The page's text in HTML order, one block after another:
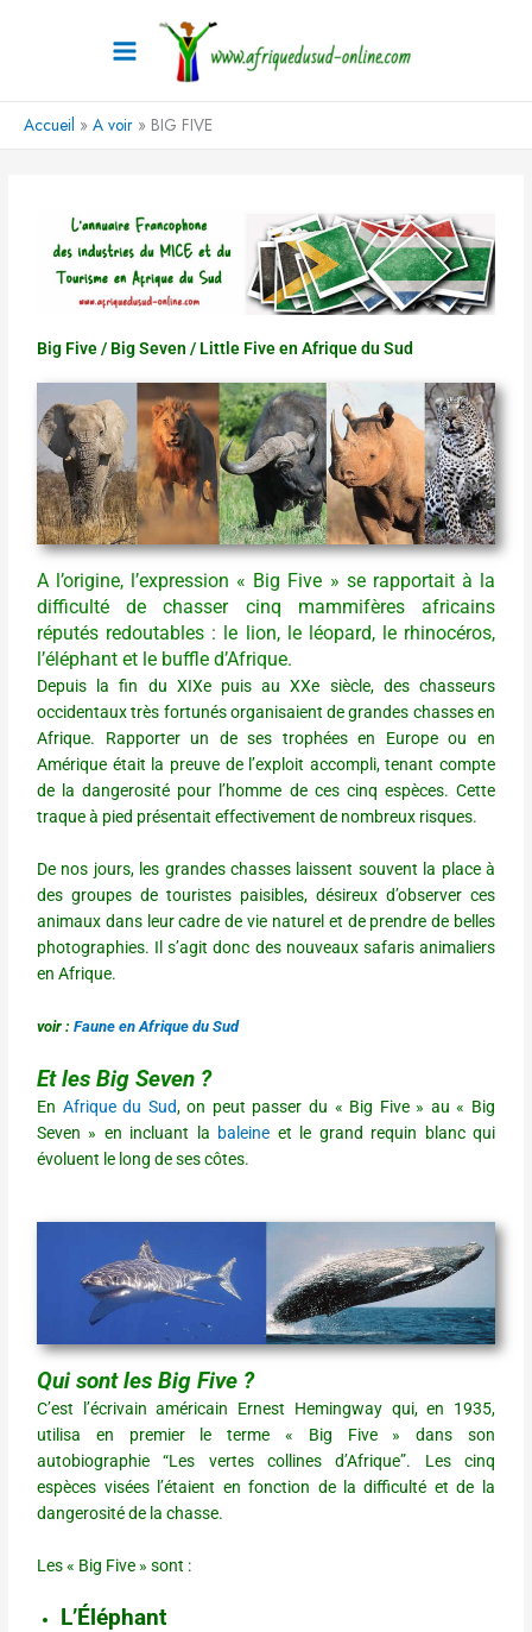
Accueil A voir BIG FIVE
Big Five / Big Seven / Little Five en Afrique du Sud
A l’origine, l’expression « Big Five » se rapportait à la
difficulté de chasser cinq mammifères africains
réputés redoutables : le lion, le léopard, le rhinocéros,
l’éléphant et le buffle d’Afrique.
Depuis la fin du XIXe puis au XXe siècle, des chasseurs
occidentaux très fortunés organisaient de grandes chasses en
Afrique. Rapporter un de ses trophées en Europe ou en
Amérique était la preuve de l’exploit accompli, tenant compte
de la dangerosité pour l’homme de ces cinq espèces. Cette
traque à pied présentait effectivement de nombreux risques.
De nos jours, les grandes chasses laissent souvent la place à
des groupes de touristes paisibles, désireux d’observer ces
animaux dans leur cadre de vie naturel et de prendre de belles
photographies. Il s’agit donc des nouveaux safaris animaliers
en Afrique.
voir :Faune en Afrique du Sud
Et les Big Seven ?
En Afrique du Sud, on peut passer du « Big Five » au « Big
Seven » en incluant la baleine et le grand requin blanc qui
évoluent le long de ses côtes.
Qui sont les Big Five ?
C’est l’écrivain américain Ernest Hemingway qui, en 1935,
utilisa en premier le terme « Big Five » dans son
autobiographie “Les vertes collines d’Afrique”. Les cinq
espèces visées l’étaient en fonction de la difficulté et de la
dangerosité de la chasse.
Les « Big Five » sont :
L’Éléphant